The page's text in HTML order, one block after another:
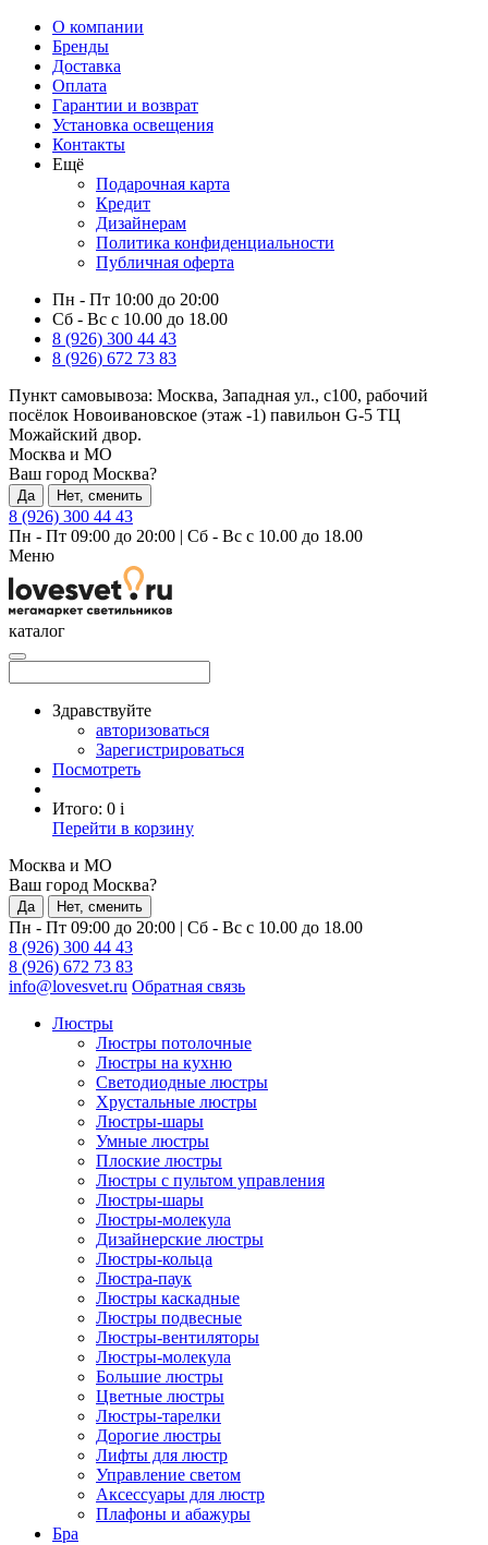
О компании
Бренды
Доставка
Оплата
Гарантии и возврат
Установка освещения
Контакты
Ещё
Подарочная карта
Кредит
Дизайнерам
Политика конфиденциальности
Публичная оферта
Пн - Пт 10:00 до 20:00
Сб - Вс с 10.00 до 18.00
8 (926) 300 44 43
8 (926) 672 73 83
Пункт самовывоза: Москва, Западная ул., с100, рабочий
посёлок Новоивановское (этаж -1) павильон G-5 ТЦ
Можайский двор.
Москва и МО
Ваш город Москва?
Да Нет, сменить
8 (926) 300 44 43
Пн - Пт 09:00 до 20:00 | Сб - Вс с 10.00 до 18.00
Меню
каталог
Здравствуйте
авторизоваться
Зарегистрироваться
Посмотреть
Итого: 0 i
Перейти в корзину
Москва и МО
Ваш город Москва?
Да Нет, сменить
Пн - Пт 09:00 до 20:00 | Сб - Вс с 10.00 до 18.00
8 (926) 300 44 43
8 (926) 672 73 83
info@lovesvet.ru Обратная связь
Люстры
Люстры потолочные
Люстры на кухню
Светодиодные люстры
Хрустальные люстры
Люстры-шары
Умные люстры
Плоские люстры
Люстры с пультом управления
Люстры-шары
Люстры-молекула
Дизайнерские люстры
Люстры-кольца
Люстра-паук
Люстры каскадные
Люстры подвесные
Люстры-вентиляторы
Люстры-молекула
Большие люстры
Цветные люстры
Люстры-тарелки
Дорогие люстры
Лифты для люстр
Управление светом
Аксессуары для люстр
Плафоны и абажуры
Бра